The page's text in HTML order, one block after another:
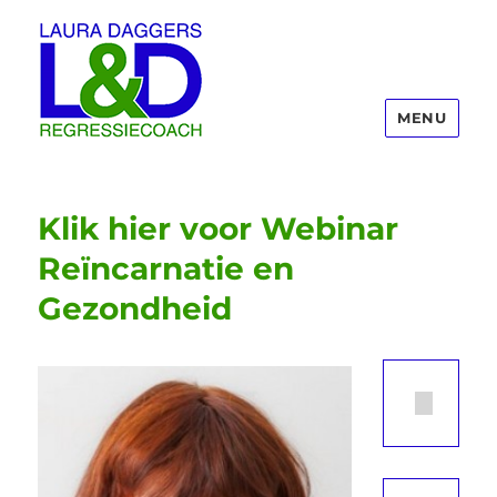
MENU
Klik hier voor Webinar
Reïncarnatie en
Gezondheid